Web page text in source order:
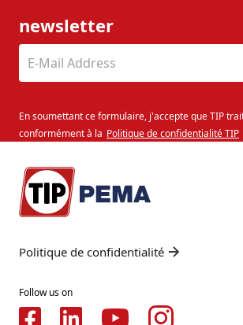
newsletter
En soumettant ce formulaire, j'accepte que TIP
conformément à la Politique de confidentialité TIP
Politique de confidentialité
Follow us on